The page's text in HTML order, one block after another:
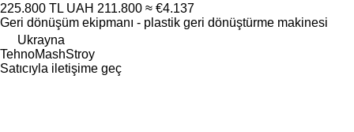
225.800 TL UAH 211.800 ≈ €4.137
Geri dönüşüm ekipmanı - plastik geri dönüştürme makinesi
Ukrayna
TehnoMashStroy
Satıcıyla iletişime geç